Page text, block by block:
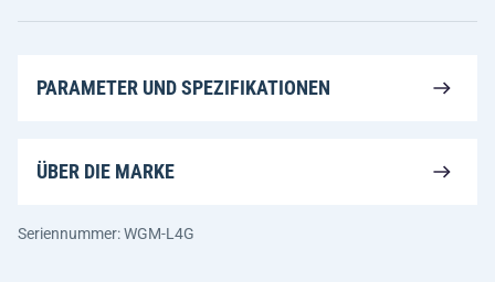
PARAMETER UND SPEZIFIKATIONEN
ÜBER DIE MARKE
Seriennummer: WGM-L4G